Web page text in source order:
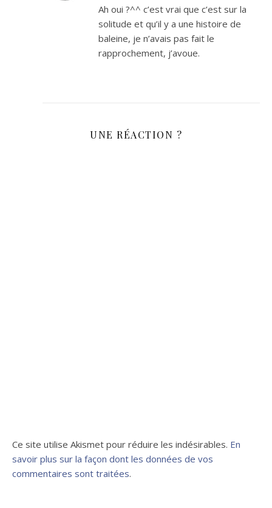
Ah oui ?^^ c’est vrai que c’est sur la
solitude et qu’il y a une histoire de
baleine, je n’avais pas fait le
rapprochement, j’avoue.
UNE RÉACTION ?
Ce site utilise Akismet pour réduire les indésirables. En
savoir plus sur la façon dont les données de vos
commentaires sont traitées.